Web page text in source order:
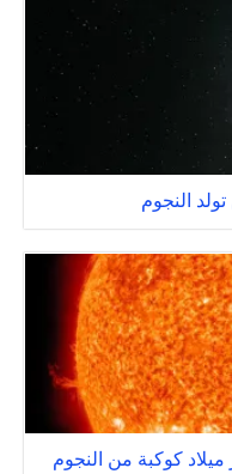
النجوم
كوكبة من النجوم